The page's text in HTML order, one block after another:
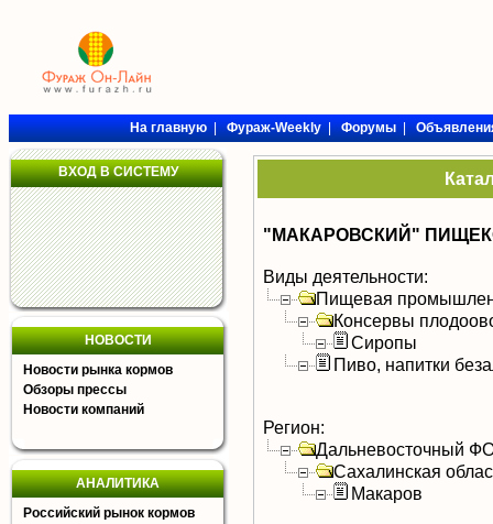
На главную|Фураж-Weekly|Форумы|
ВХОД В СИСТЕМУ
НОВОСТИ
Новости рынка кормов
Обзоры прессы
Новости компаний
АНАЛИТИКА
Российский рынок кормов
"МАКАРОВСКИЙ"
Виды деятельности:
Пищевая
Консервы
Сиропы
Пиво, напитки
Регион:
Дальневосточный
Сахалинская
Макаров